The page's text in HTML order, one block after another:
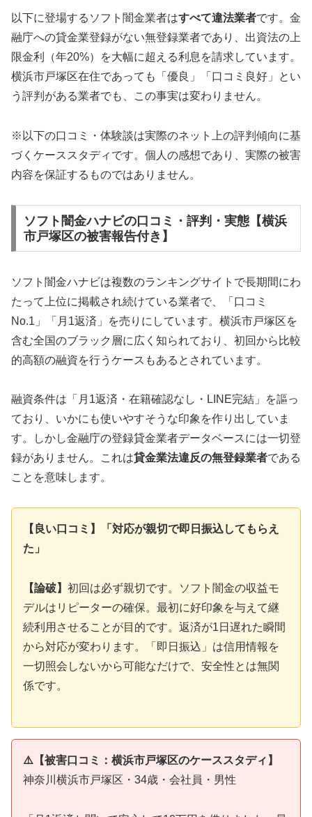
以下に登場するソフト闇金業者はすべて違法業者です。金
融庁への貸金業登録がない無登録業者であり、出資法の上
限金利（年20%）を大幅に超える利息を請求しています。
横浜市戸塚区在住であっても「優良」「口コミ良好」とい
う評判がある業者でも、この事実は変わりません。
※以下の口コミ・体験談は実際のネット上の評判傾向に基
づくケーススタディです。個人の感想であり、実際の被害
内容を保証するものではありません。
ソフト闇金ハナビの口コミ・評判・実態【横浜
市戸塚区の被害報告付き】
ソフト闇金ハナビは複数のランキングサイトで長期間にわ
たって上位に掲載され続けている業者で、「口コミ
No.1」「月1返済」を売りにしています。横浜市戸塚区を
含む全国のブラック層に広く知られており、初回から比較
的高額の融資を行うケースもあるとされています。
融資条件は「月1返済・在籍確認なし・LINE完結」を謳っ
ており、いかにも使いやすそうな印象を作り出していま
す。しかし金融庁の登録貸金業者データベースには一切登
録がありません。これは貸金業法違反の無登録業者である
ことを意味します。
【良い口コミ】「対応が親切で即日振込してもらえ
た」
【論破】 初回は必ず親切です。ソフト闇金の収益モ
デルはリピーターの確保。最初に好印象を与えて継
続利用させることが目的です。返済が1日遅れた瞬間
から対応が変わります。「即日振込」は信用情報を
一切照会しないから可能なだけで、安全性とは無関
係です。
⚠️【被害口コミ：横浜市戸塚区のケーススタディ】
神奈川横浜市戸塚区・34歳・会社員・男性